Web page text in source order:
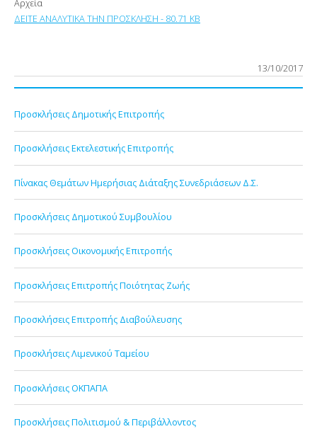
Αρχεία
ΔΕΙΤΕ ΑΝΑΛΥΤΙΚΑ ΤΗΝ ΠΡΟΣΚΛΗΣΗ - 80.71 KB
13/10/2017
Προσκλήσεις Δημοτικής Επιτροπής
Προσκλήσεις Εκτελεστικής Επιτροπής
Πίνακας Θεμάτων Ημερήσιας Διάταξης Συνεδριάσεων Δ.Σ.
Προσκλήσεις Δημοτικού Συμβουλίου
Προσκλήσεις Οικονομικής Επιτροπής
Προσκλήσεις Επιτροπής Ποιότητας Ζωής
Προσκλήσεις Επιτροπής Διαβούλευσης
Προσκλήσεις Λιμενικού Ταμείου
Προσκλήσεις ΟΚΠΑΠΑ
Προσκλήσεις Πολιτισμού & Περιβάλλοντος